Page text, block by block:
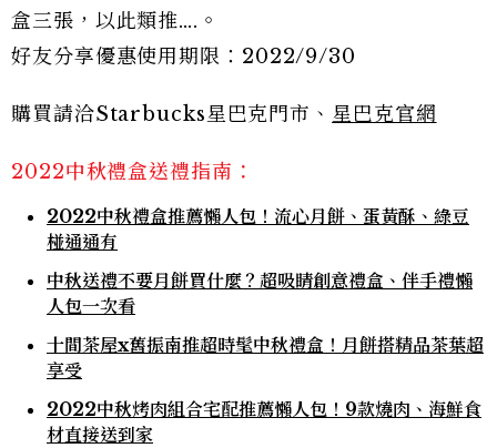
盒三張，以此類推….。
好友分享優惠使用期限：2022/9/30
購買請洽Starbucks星巴克門市、 星巴克官網
2022中秋禮盒送禮指南：
2022中秋禮盒推薦懶人包！流心月餅、蛋黃酥、綠豆
椪通通有
中秋送禮不要月餅買什麼？超吸睛創意禮盒、伴手禮懶
人包一次看
十間茶屋x舊振南推超時髦中秋禮盒！月餅搭精品茶葉超
享受
2022中秋烤肉組合宅配推薦懶人包！9款燒肉、海鮮食
材直接送到家